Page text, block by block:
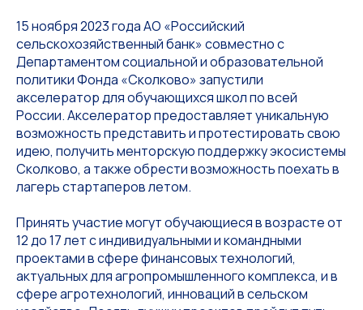
15 ноября 2023 года АО «Российский
сельскохозяйственный банк» совместно с
Департаментом социальной и образовательной
политики Фонда «Сколково» запустили
акселератор для обучающихся школ по всей
России. Акселератор предоставляет уникальную
возможность представить и протестировать свою
идею, получить менторскую поддержку экосистемы
Сколково, а также обрести возможность поехать в
лагерь стартаперов летом.
Принять участие могут обучающиеся в возрасте от
12 до 17 лет с индивидуальными и командными
проектами в сфере финансовых технологий,
актуальных для агропромышленного комплекса, и в
сфере агротехнологий, инноваций в сельском